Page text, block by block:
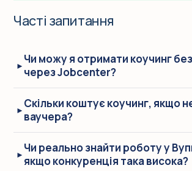
Часті запитання
Чи можу я отримати коучинг
через Jobcenter?
Скільки коштує коучинг, якщо
ваучера?
Чи реально знайти роботу у
якщо конкуренція така висока?